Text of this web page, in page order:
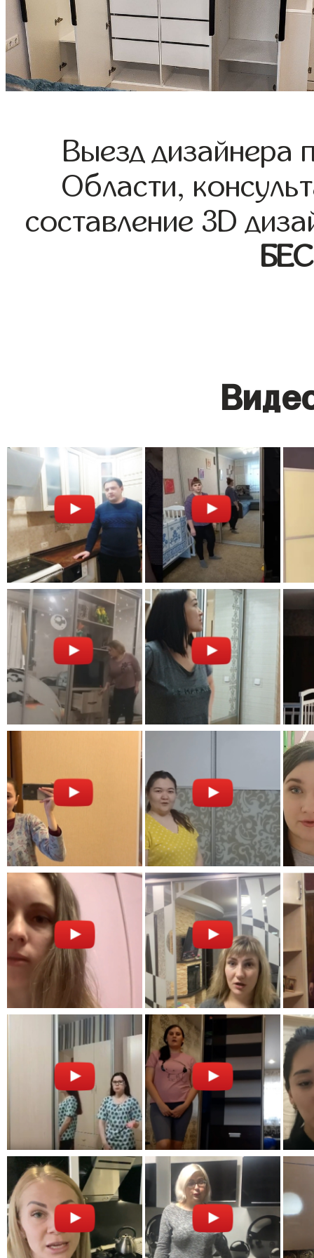
Выезд дизайнера
Области,
составление 3D